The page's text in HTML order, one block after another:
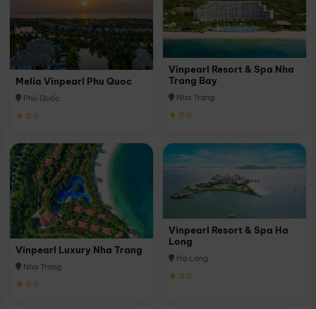
Melia Vinpearl Phu Quoc
Phú Quốc
★ 5.0
Vinpearl Resort & Spa Nha
Trang Bay
Nha Trang
★ 5.0
Vinpearl Luxury Nha Trang
Nha Trang
★ 5.0
Vinpearl Resort & Spa Ha
Long
Hạ Long
★ 5.0